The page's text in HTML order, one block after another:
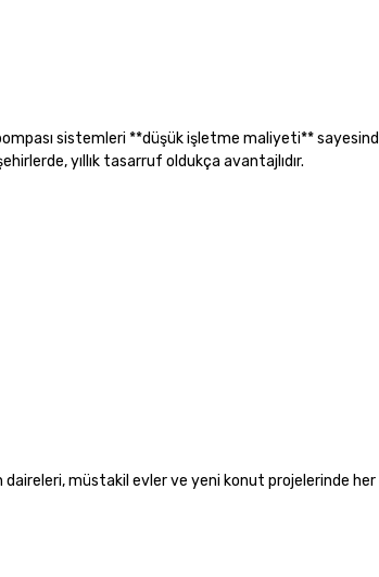
sistemleri **düşük işletme maliyeti**
yıllık tasarruf oldukça avantajlıdır.
daireleri, müstakil evler ve yeni konut projelerinde